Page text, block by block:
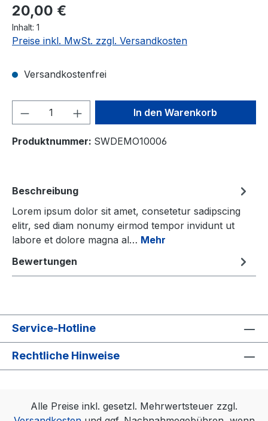
Regulärer Preis:
20,00 €
Inhalt: 1
Preise inkl. MwSt. zzgl. Versandkosten
Versandkostenfrei
Produkt Anzahl: Gib denIn den Warenkorb
Produktnummer: SWDEMO10006
Beschreibung
Lorem ipsum dolor sit amet, consetetur sadipscing
elitr, sed diam nonumy eirmod tempor invidunt ut
labore et dolore magna al… Mehr
Bewertungen
Service-Hotline
Rechtliche Hinweise
Alle Preise inkl. gesetzl. Mehrwertsteuer zzgl.